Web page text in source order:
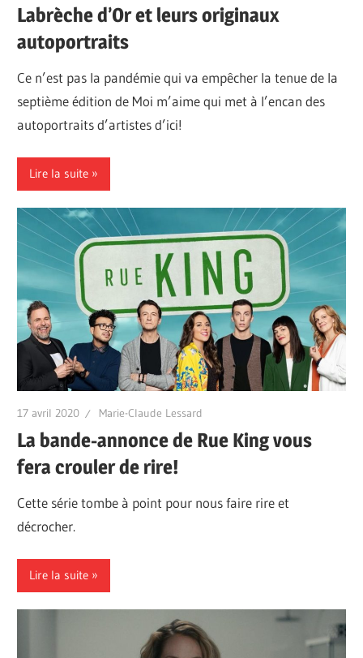
Labrèche d’Or et leurs originaux
autoportraits
Ce n’est pas la pandémie qui va empêcher la tenue de la
septième édition de Moi m’aime qui met à l’encan des
autoportraits d’artistes d’ici!
Lire la suite
17 avril 2020 Marie-Claude Lessard
La bande-annonce de Rue King vous
fera crouler de rire!
Cette série tombe à point pour nous faire rire et
décrocher.
Lire la suite